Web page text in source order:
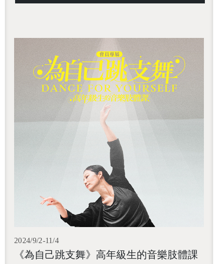
2024/9/2-11/4
《為自己跳支舞》高年級生的音樂肢體課